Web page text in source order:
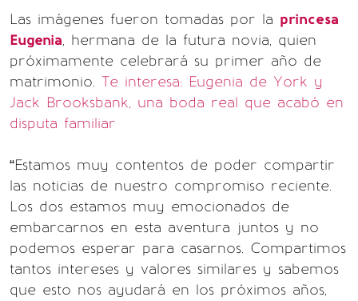
Las imágenes fueron tomadas por la princesa
Eugenia, hermana de la futura novia, quien
próximamente celebrará su primer año de
matrimonio. Te interesa: Eugenia de York y
Jack Brooksbank, una boda real que acabó en
disputa familiar
“Estamos muy contentos de poder compartir
las noticias de nuestro compromiso reciente.
Los dos estamos muy emocionados de
embarcarnos en esta aventura juntos y no
podemos esperar para casarnos. Compartimos
tantos intereses y valores similares y sabemos
que esto nos ayudará en los próximos años,